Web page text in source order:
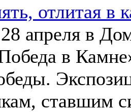
отлитая в
28 апреля в
в
ставшим